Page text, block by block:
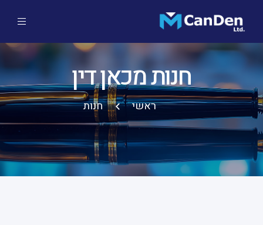
חנות מכאן דין
ראשי חנות